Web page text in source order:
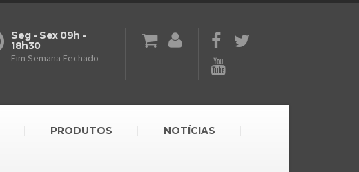
Seg - Sex 09h -
18h30
Fim Semana Fechado
PRODUTOS NOTÍCIAS